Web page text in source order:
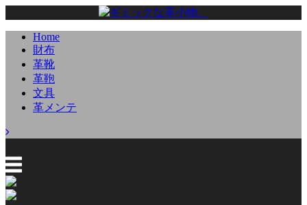
Home
財布
革靴
革鞄
文具
革メンテ